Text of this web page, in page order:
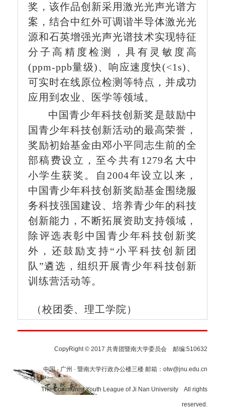
奖，该作品创新采用激光光声光谱方
案，结合中红外可调谐半导体激光光
源和石英增强光声光谱技术实现特征
分子高精度检测，具有灵敏度高
(ppm-ppb量级)、响应速度快(<1s)、
可实时在线原位检测等特点，并成功
应用到农业、医学等领域。
中国青少年科技创新奖是鼓励中
国青少年科技创新活动的最高荣誉，
奖励初始基金由邓小平同志生前的全
部稿费设立，至今共有1279名大中
小学生获奖。自2004年设立以来，
中国青少年科技创新奖励基金围绕服
务科技强国建设、培养青少年的科技
创新能力，不断拓展资助支持领域，
除评选表彰中国青少年科技创新奖
外，还鼓励支持“小平科技创新团
队”遴选，组织开展青少年科技创新
训练营活动等。
（校团委、理工学院）
CopyRight © 2017 共青团暨南大学委员会 邮编:510632
中国 · 广州 · 暨南大学行政办公楼三楼 邮箱：otw@jnu.edu.cn
The Communist Youth League of Ji Nan University All rights
reserved.